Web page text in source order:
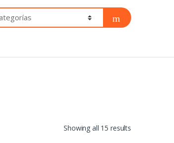
Showing all 15 results